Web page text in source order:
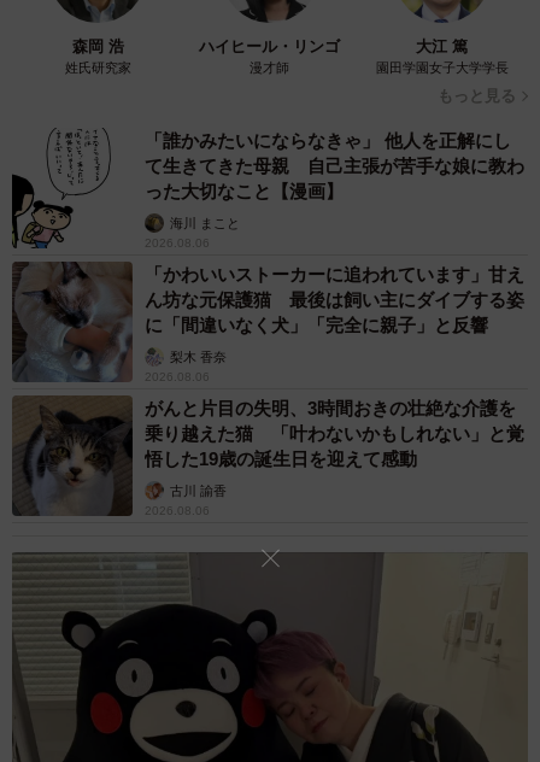
嬉しそうな中野さん。ジェネリック医薬品にまつわるいろいろを、一般
の人にも知って欲しいらしい（画像提供：中野昇さん）
「（中野さん）やっと聞いてくれましたね…」
待ってましたとばかりに、満面の笑みでジェネリック医薬
品の現実について語り出す中野さん。どれだけ心待ちにし
ていたんだ、嬉しそうです。
「（中野さん）ジェネリック医薬品を推奨しているのは、
薬局ではなく国の方針」
「（中野さん）日本の薬剤費は年々膨らんでいて10兆円く
らいあるんですけど……」
と動画は続きます。
森岡 浩
姓氏研究家
ハイヒール・リンゴ
漫才師
大江 篤
園田学園女子大学学長
もっと見る
「誰かみたいにならなきゃ」 他人を正解にし
て生きてきた母親 自己主張が苦手な娘に教わ
った大切なこと【漫画】
海川 まこと
2026.08.06
「かわいいストーカーに追われています」甘え
ん坊な元保護猫 最後は飼い主にダイブする姿
に「間違いなく犬」「完全に親子」と反響
梨木 香奈
2026.08.06
がんと片目の失明、3時間おきの壮絶な介護を
乗り越えた猫 「叶わないかもしれない」と覚
悟した19歳の誕生日を迎えて感動
古川 諭香
2026.08.06